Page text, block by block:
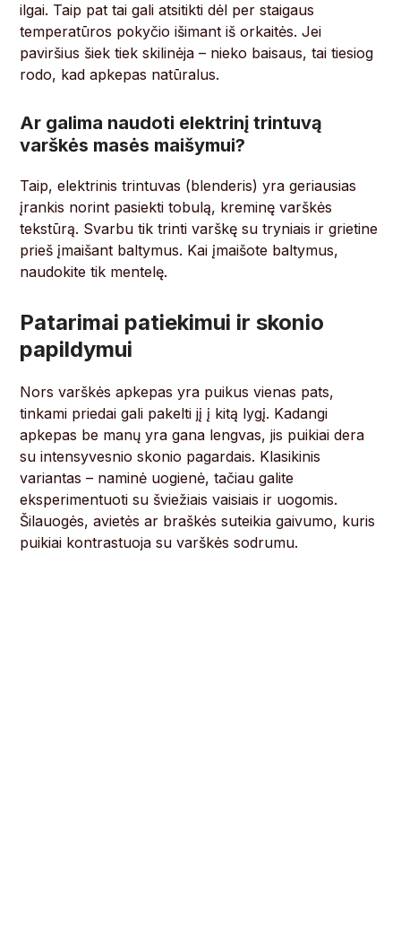
ilgai. Taip pat tai gali atsitikti dėl per staigaus
temperatūros pokyčio išimant iš orkaitės. Jei
paviršius šiek tiek skilinėja – nieko baisaus, tai tiesiog
rodo, kad apkepas natūralus.
Ar galima naudoti elektrinį trintuvą
varškės masės maišymui?
Taip, elektrinis trintuvas (blenderis) yra geriausias
įrankis norint pasiekti tobulą, kreminę varškės
tekstūrą. Svarbu tik trinti varškę su tryniais ir grietine
prieš įmaišant baltymus. Kai įmaišote baltymus,
naudokite tik mentelę.
Patarimai patiekimui ir skonio
papildymui
Nors varškės apkepas yra puikus vienas pats,
tinkami priedai gali pakelti jį į kitą lygį. Kadangi
apkepas be manų yra gana lengvas, jis puikiai dera
su intensyvesnio skonio pagardais. Klasikinis
variantas – naminė uogienė, tačiau galite
eksperimentuoti su šviežiais vaisiais ir uogomis.
Šilauogės, avietės ar braškės suteikia gaivumo, kuris
puikiai kontrastuoja su varškės sodrumu.